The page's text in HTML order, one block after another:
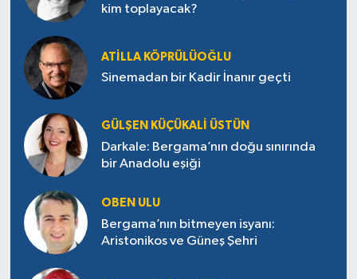
kim toplayacak?
ATILLA KÖPRÜLÜOĞLU
Sinemadan bir Kadir İnanır geçti
GÜLŞEN KÜÇÜKALI ÜSTÜN
Darkale: Bergama’nın doğu sınırında
bir Anadolu eşiği
OBEN ULU
Bergama’nın bitmeyen isyanı:
Aristonikos ve Güneş Şehri